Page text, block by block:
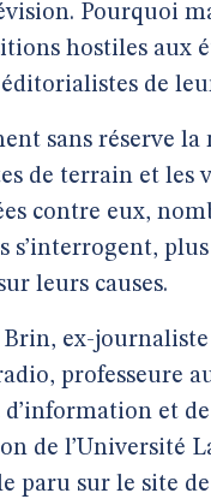
Pourquoi
hostiles aux
de
sans réserve la
de terrain et les
contre eux,
s’interrogent,
leurs causes.
ex-journaliste
professeure
et de
de l’Université
paru sur le site